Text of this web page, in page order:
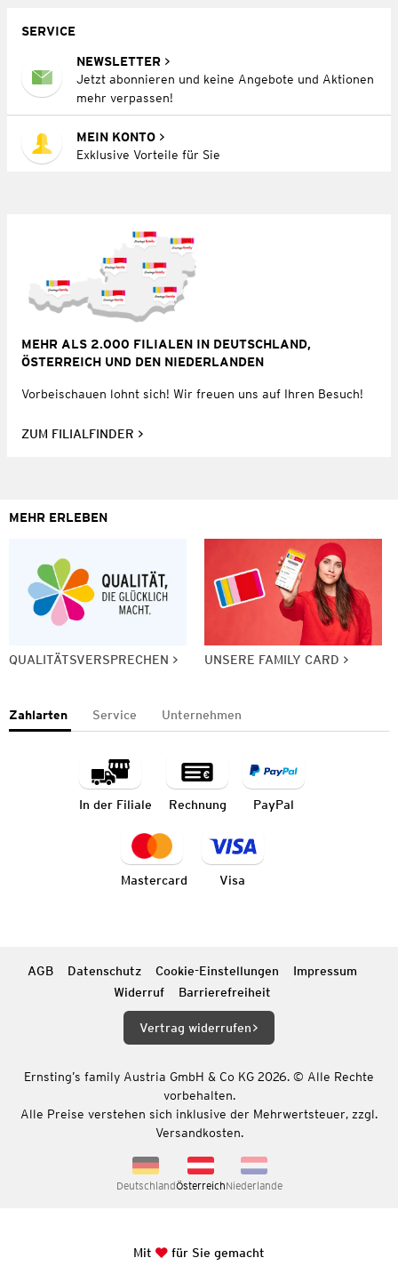
SERVICE
NEWSLETTER
Jetzt abonnieren und keine Angebote und Aktionen
mehr verpassen!
MEIN KONTO
Exklusive Vorteile für Sie
MEHR ALS 2.000 FILIALEN IN DEUTSCHLAND,
ÖSTERREICH UND DEN NIEDERLANDEN
Vorbeischauen lohnt sich! Wir freuen uns auf Ihren Besuch!
ZUM FILIALFINDER
MEHR ERLEBEN
QUALITÄTSVERSPRECHEN UNSERE FAMILY CARD
Zahlarten Service Unternehmen
In der Filiale Rechnung PayPal
Mastercard Visa
AGB Datenschutz Cookie-Einstellungen
Impressum
Widerruf
Barrierefreiheit
Vertrag widerrufen
Ernsting’s family Austria GmbH & Co KG 2026. © Alle Rechte
vorbehalten.
Alle Preise verstehen sich inklusive der Mehrwertsteuer, zzgl.
Versandkosten.
DeutschlandÖsterreichNiederlande
Mit für Sie gemacht